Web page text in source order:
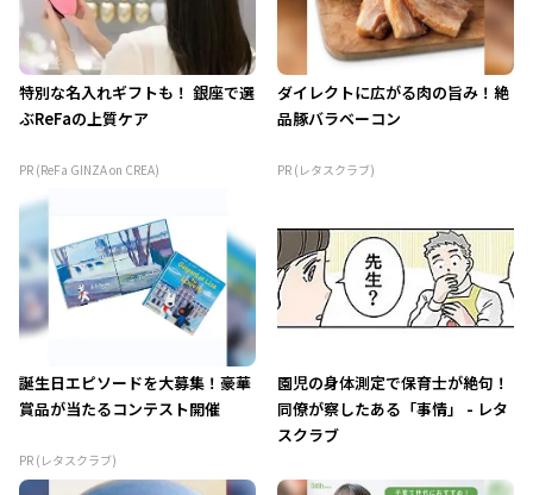
特別な名入れギフトも！ 銀座で選
ぶReFaの上質ケア
PR (ReFa GINZA on CREA)
ダイレクトに広がる肉の旨み！絶
品豚バラベーコン
PR (レタスクラブ)
誕生日エピソードを大募集！豪華
賞品が当たるコンテスト開催
PR (レタスクラブ)
園児の身体測定で保育士が絶句！
同僚が察したある「事情」 - レタ
スクラブ